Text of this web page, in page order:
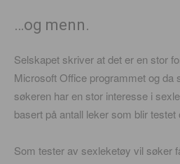
…og menn.
Selskapet skriver at det er en stor
Microsoft Office programmet og da
søkeren har en stor interesse i
basert på antall leker som blir
Som tester av sexleketøy vil søker